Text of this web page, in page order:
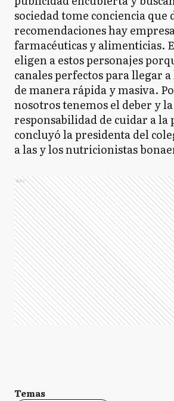
sociedad tome conciencia que
recomendaciones hay
farmacéuticas y alimenticias.
eligen a estos personajes
canales perfectos para llegar
de manera rápida y masiva.
nosotros tenemos el deber y la
responsabilidad de cuidar a la
concluyó la presidenta del
a las y los nutricionistas
Ads
Temas